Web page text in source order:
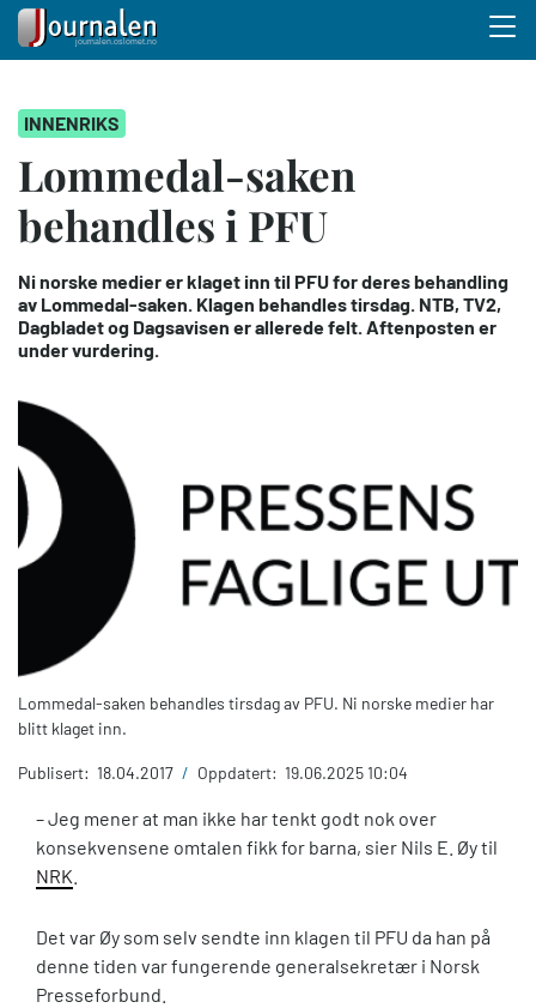
hovedinnhold
INNENRIKS
Lommedal-saken
behandles i PFU
Ni norske medier er klaget inn til PFU for deres behandling
av Lommedal-saken. Klagen behandles tirsdag. NTB, TV2,
Dagbladet og Dagsavisen er allerede felt. Aftenposten er
under vurdering.
Lommedal-saken behandles tirsdag av PFU. Ni norske medier har
blitt klaget inn.
Publisert: 18.04.2017 / Oppdatert: 19.06.2025 10:04
– Jeg mener at man ikke har tenkt godt nok over
konsekvensene omtalen fikk for barna, sier Nils E. Øy til
NRK
Det var Øy som selv sendte inn klagen til PFU da han på
denne tiden var fungerende generalsekretær i Norsk
Presseforbund.